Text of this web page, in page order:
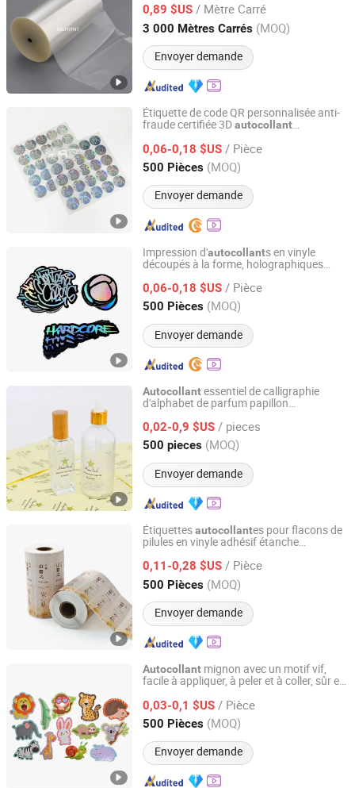
0,89 $US / Mètre Carré
3 000 Mètres Carrés (MOQ)
Envoyer demande
Shanghai, China Depuis 2022
Étiquette de code QR personnalisée anti-
fraude certifiée 3Dautocollant
0,06-0,18 $US / Pièce
500 Pièces (MOQ)
Envoyer demande
Shenzhen Huaxinmei Printing Co., Ltd.
Guangdong, China Depuis 2024
Impression d'autocollants en vinyle
découpés à la forme, holographiques
0,06-0,18 $US / Pièce
500 Pièces (MOQ)
Envoyer demande
Shenzhen Huaxinmei Printing Co., Ltd.
Guangdong, China Depuis 2024
Autocollantessentiel de calligraphie
d'alphabet de parfum papillon
0,02-0,9 $US / pieces
500 pieces (MOQ)
Envoyer demande
Beijing Giant Age Network Sci-Tech Co., Ltd.
Beijing, China Depuis 2025
Étiquettesautocollantes pour flacons de
pilules en vinyle adhésif étanche
0,11-0,28 $US / Pièce
500 Pièces (MOQ)
Envoyer demande
Suzhou Guanhua Paper Factory
Jiangsu, China Depuis 2007
Autocollant mignon avec un motif vif,
facile à appliquer, à peler et à coller, sûr et
0,03-0,1 $US / Pièce
500 Pièces (MOQ)
Envoyer demande
Xiamen Qunxingming Industry and Trade Co., Ltd.
Fujian, China Depuis 2025